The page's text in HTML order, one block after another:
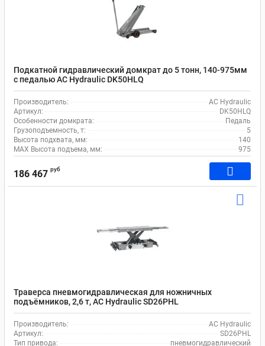
Подкатной гидравлический домкрат до 5 тонн, 140-975мм
с педалью AC Hydraulic DK50HLQ
Производитель:
AC Hydraulic
Артикул:
DK50HLQ
Особенности домкрата:
Педаль
Грузоподъемность, т:
5
Высота подхвата, мм:
140
MAX Высота подъема, мм:
975
186 467 руб
Траверса пневмогидравлическая для ножничных
подъёмников, 2,6 т, AC Hydraulic SD26PHL
Производитель:
AC Hydraulic
Артикул:
SD26PHL
Тип привода:
пневмогидравлический